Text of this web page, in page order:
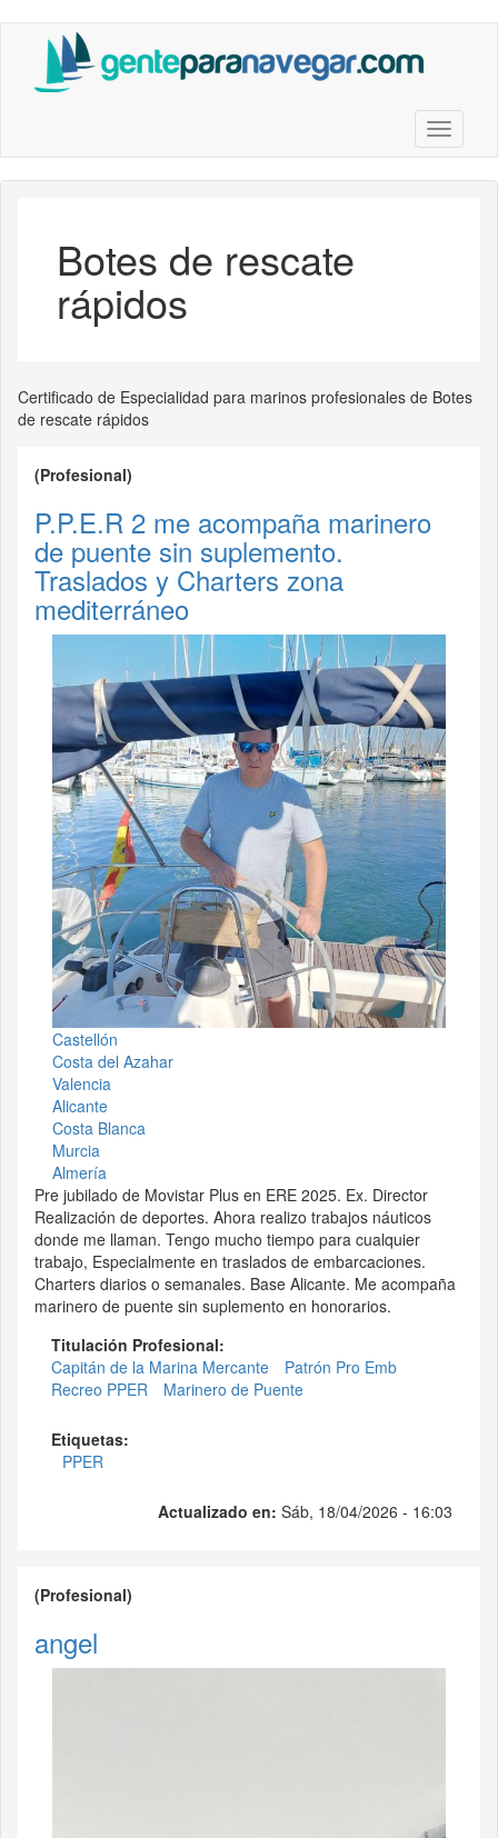
contenido
Toggle
Botes de rescate
rápidos
Certificado de Especialidad para marinos profesionales de Botes
de rescate rápidos
(Profesional)
P.P.E.R 2 me acompaña marinero
de puente sin suplemento.
Traslados y Charters zona
mediterráneo
Castellón
Costa del Azahar
Valencia
Alicante
Costa Blanca
Murcia
Almería
Pre jubilado de Movistar Plus en ERE 2025. Ex. Director
Realización de deportes. Ahora realizo trabajos náuticos
donde me llaman. Tengo mucho tiempo para cualquier
trabajo, Especialmente en traslados de embarcaciones.
Charters diarios o semanales. Base Alicante. Me acompaña
marinero de puente sin suplemento en honorarios.
Titulación Profesional:
Capitán de la Marina Mercante
Patrón Pro Emb
Recreo PPER
Marinero de Puente
Etiquetas:
PPER
Actualizado en: Sáb, 18/04/2026 - 16:03
(Profesional)
angel